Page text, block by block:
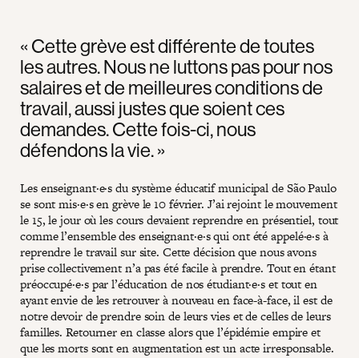
« Cette grève est différente de toutes
les autres. Nous ne luttons pas pour nos
salaires et de meilleures conditions de
travail, aussi justes que soient ces
demandes. Cette fois-ci, nous
défendons la vie. »
Les enseignant·e·s du système éducatif municipal de São Paulo
se sont mis·e·s en grève le 10 février. J’ai rejoint le mouvement
le 15, le jour où les cours devaient reprendre en présentiel, tout
comme l’ensemble des enseignant·e·s qui ont été appelé·e·s à
reprendre le travail sur site. Cette décision que nous avons
prise collectivement n’a pas été facile à prendre. Tout en étant
préoccupé·e·s par l’éducation de nos étudiant·e·s et tout en
ayant envie de les retrouver à nouveau en face-à-face, il est de
notre devoir de prendre soin de leurs vies et de celles de leurs
familles. Retourner en classe alors que l’épidémie empire et
que les morts sont en augmentation est un acte irresponsable.